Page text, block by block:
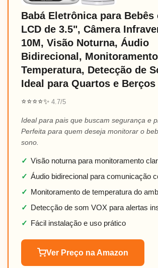
Babá Eletrônica para Bebês
LCD de 3.5", Câmera
10M, Visão Noturna, Áudio
Bidirecional,
Temperatura, Detecção de
Ideal para Quartos e Berços
⭐⭐⭐⭐✨ 4.7/5
Ideal para pais que buscam segurança e
Perfeita para quem deseja monitorar o
sono.
✓ Visão noturna para monitoramento
✓ Áudio bidirecional para comunicação
✓ Monitoramento de temperatura do
✓ Detecção de som VOX para alertas
✓ Fácil instalação e uso prático
Ver Preço na Amazon